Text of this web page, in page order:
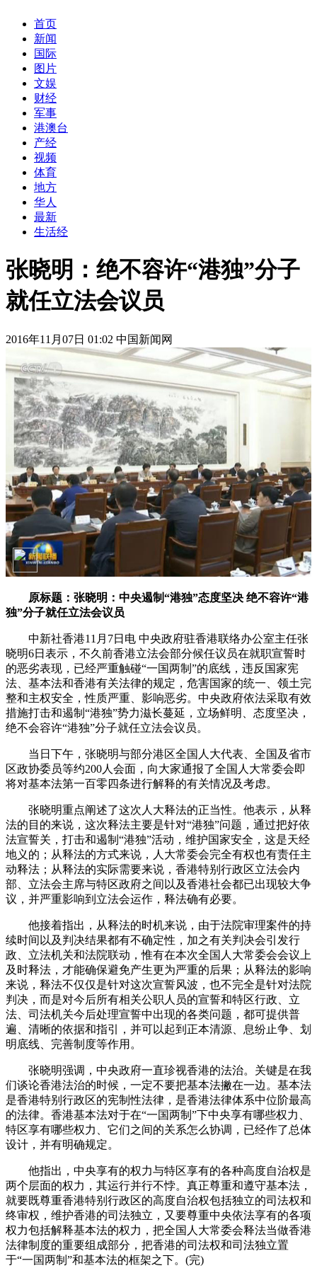
首页
新闻
国际
图片
文娱
财经
军事
港澳台
产经
视频
体育
地方
华人
最新
生活经
张晓明：绝不容许“港独”分子
就任立法会议员
2016年11月07日 01:02 中国新闻网
原标题：张晓明：中央遏制“港独”态度坚决 绝不容许“港
独”分子就任立法会议员
中新社香港11月7日电 中央政府驻香港联络办公室主任张
晓明6日表示，不久前香港立法会部分候任议员在就职宣誓时
的恶劣表现，已经严重触碰“一国两制”的底线，违反国家宪
法、基本法和香港有关法律的规定，危害国家的统一、领土完
整和主权安全，性质严重、影响恶劣。中央政府依法采取有效
措施打击和遏制“港独”势力滋长蔓延，立场鲜明、态度坚决，
绝不会容许“港独”分子就任立法会议员。
当日下午，张晓明与部分港区全国人大代表、全国及省市
区政协委员等约200人会面，向大家通报了全国人大常委会即
将对基本法第一百零四条进行解释的有关情况及考虑。
张晓明重点阐述了这次人大释法的正当性。他表示，从释
法的目的来说，这次释法主要是针对“港独”问题，通过把好依
法宣誓关，打击和遏制“港独”活动，维护国家安全，这是天经
地义的；从释法的方式来说，人大常委会完全有权也有责任主
动释法；从释法的实际需要来说，香港特别行政区立法会内
部、立法会主席与特区政府之间以及香港社会都已出现较大争
议，并严重影响到立法会运作，释法确有必要。
他接着指出，从释法的时机来说，由于法院审理案件的持
续时间以及判决结果都有不确定性，加之有关判决会引发行
政、立法机关和法院联动，惟有在本次全国人大常委会会议上
及时释法，才能确保避免产生更为严重的后果；从释法的影响
来说，释法不仅仅是针对这次宣誓风波，也不完全是针对法院
判决，而是对今后所有相关公职人员的宣誓和特区行政、立
法、司法机关今后处理宣誓中出现的各类问题，都可提供普
遍、清晰的依据和指引，并可以起到正本清源、息纷止争、划
明底线、完善制度等作用。
张晓明强调，中央政府一直珍视香港的法治。关键是在我
们谈论香港法治的时候，一定不要把基本法撇在一边。基本法
是香港特别行政区的宪制性法律，是香港法律体系中位阶最高
的法律。香港基本法对于在“一国两制”下中央享有哪些权力、
特区享有哪些权力、它们之间的关系怎么协调，已经作了总体
设计，并有明确规定。
他指出，中央享有的权力与特区享有的各种高度自治权是
两个层面的权力，其运行并行不悖。真正尊重和遵守基本法，
就要既尊重香港特别行政区的高度自治权包括独立的司法权和
终审权，维护香港的司法独立，又要尊重中央依法享有的各项
权力包括解释基本法的权力，把全国人大常委会释法当做香港
法律制度的重要组成部分，把香港的司法权和司法独立置
于“一国两制”和基本法的框架之下。(完)